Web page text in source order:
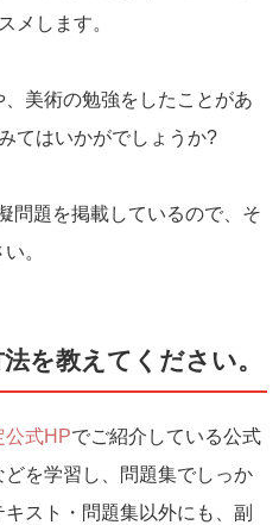
メします。
美術の勉強をしたことがあ
てはいかがでしょうか?
問題を掲載しているので、そ
。
を教えてください。
公式HPでご紹介している公式
を学習し、問題集でしっか
スト・問題集以外にも、副